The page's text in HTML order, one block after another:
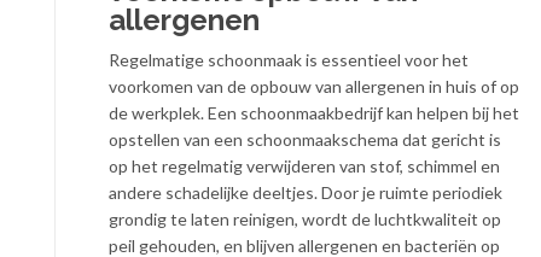
allergenen
Regelmatige schoonmaak is essentieel voor het
voorkomen van de opbouw van allergenen in huis of op
de werkplek. Een schoonmaakbedrijf kan helpen bij het
opstellen van een schoonmaakschema dat gericht is
op het regelmatig verwijderen van stof, schimmel en
andere schadelijke deeltjes. Door je ruimte periodiek
grondig te laten reinigen, wordt de luchtkwaliteit op
peil gehouden, en blijven allergenen en bacteriën op